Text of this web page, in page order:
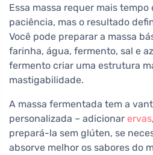
Essa massa requer mais tempo
paciência, mas o resultado
Você pode preparar a massa
farinha, água, fermento, sal e
fermento criar uma estrutura
mastigabilidade.
A massa fermentada tem a
personalizada – adicionar ervas
prepará-la sem glúten, se
absorve melhor os sabores do